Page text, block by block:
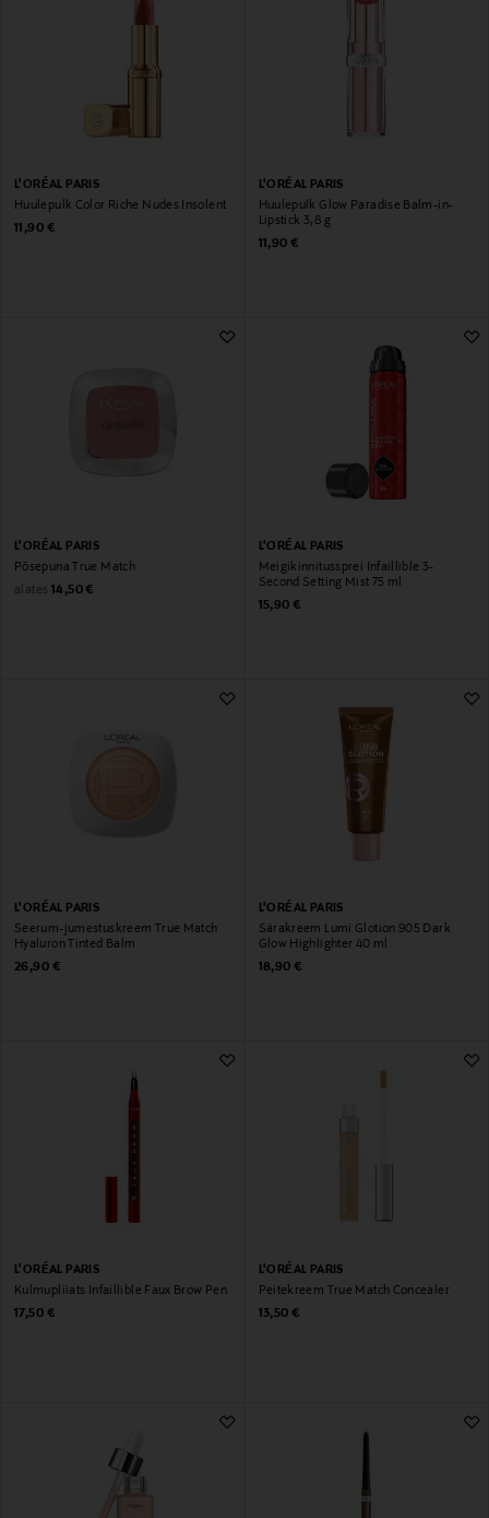
L'ORÉAL PARIS
Huulepulk Color Riche Nudes Insolent
Original Price
11,90 €
L'ORÉAL PARIS
Huulepulk Glow Paradise Balm-in-
Lipstick 3,8 g
Original Price
11,90 €
L'ORÉAL PARIS
Põsepuna True Match
alates Original Price
14,50 €
L'ORÉAL PARIS
Meigikinnitussprei Infaillible 3-
Second Setting Mist 75 ml
Original Price
15,90 €
L'ORÉAL PARIS
Seerum-jumestuskreem True Match
Hyaluron Tinted Balm
Original Price
26,90 €
L'ORÉAL PARIS
Särakreem Lumi Glotion 905 Dark
Glow Highlighter 40 ml
Original Price
18,90 €
L'ORÉAL PARIS
Kulmupliiats Infaillible Faux Brow Pen
Original Price
17,50 €
L'ORÉAL PARIS
Peitekreem True Match Concealer
Original Price
13,50 €